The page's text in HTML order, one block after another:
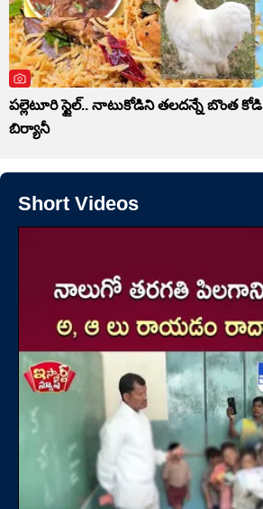
పల్లెటూరి స్టైల్.. నాటుకోడిని తలదన్నే బొంత కోడి
బిర్యానీ
Short Videos